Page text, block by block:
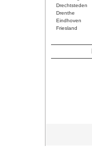
Drechtsteden
Drenthe
Eindhoven
Friesland